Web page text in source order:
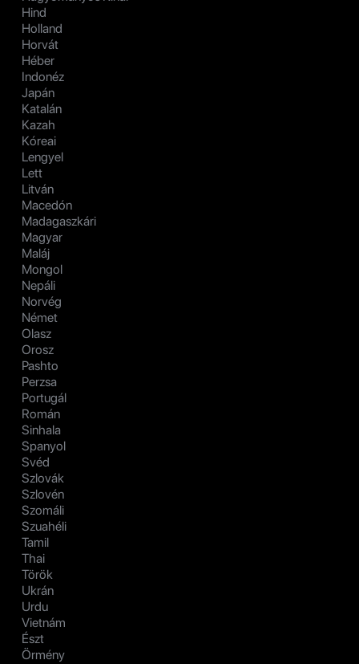
Hind
Holland
Horvát
Héber
Indonéz
Japán
Katalán
Kazah
Kóreai
Lengyel
Lett
Litván
Macedón
Madagaszkári
Magyar
Maláj
Mongol
Nepáli
Norvég
Német
Olasz
Orosz
Pashto
Perzsa
Portugál
Román
Sinhala
Spanyol
Svéd
Szlovák
Szlovén
Szomáli
Szuahéli
Tamil
Thai
Török
Ukrán
Urdu
Vietnám
Észt
Örmény